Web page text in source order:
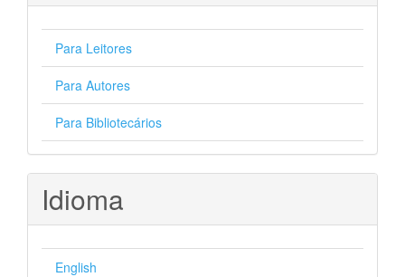
Para Leitores
Para Autores
Para Bibliotecários
Idioma
English